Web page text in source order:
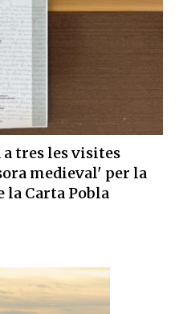
tres les visites
medieval' per la
la Carta Pobla